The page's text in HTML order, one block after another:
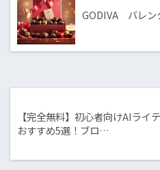
GODIVA バレン
【完全無料】初心者向けAIライ
おすすめ5選！ブロ…